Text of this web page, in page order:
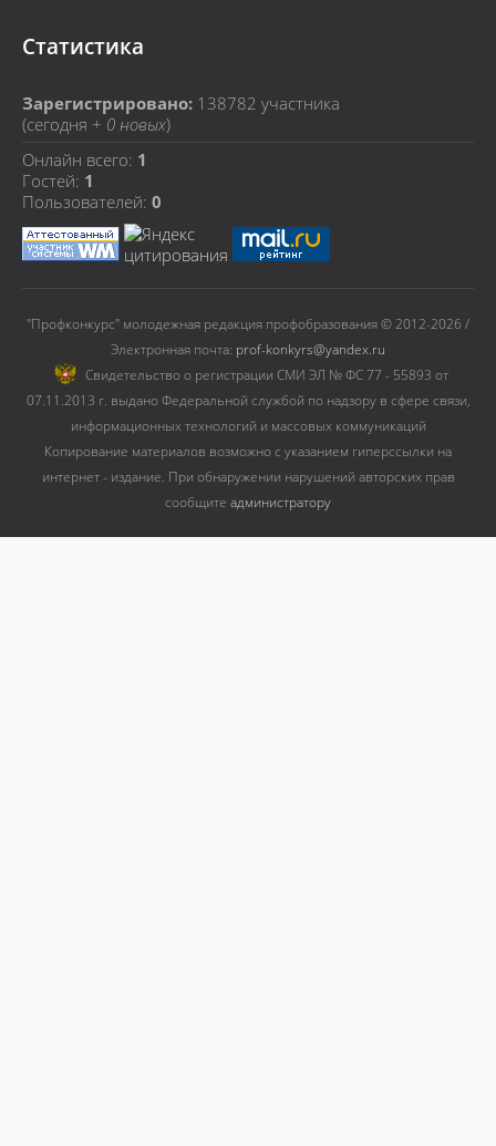
Статистика
Зарегистрировано: 138782 участника
(сегодня + 0 новых)
Онлайн всего: 1
Гостей: 1
Пользователей: 0
"Профконкурс" молодежная редакция профобразования © 2012-2026 /
Электронная почта: prof-konkyrs@yandex.ru
Cвидетельство о регистрации СМИ ЭЛ № ФС 77 - 55893 от
07.11.2013 г. выдано Федеральной службой по надзору в сфере связи,
информационных технологий и массовых коммуникаций
Копирование материалов возможно с указанием гиперссылки на
интернет - издание. При обнаружении нарушений авторских прав
сообщите администратору